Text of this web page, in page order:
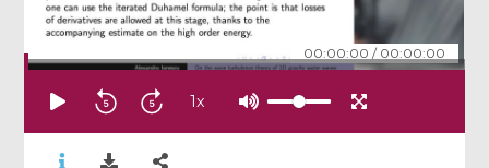
00:00:00 / 00:00:00
1x